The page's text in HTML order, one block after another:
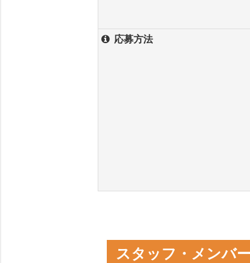
応募方法
スタッフ・メンバ